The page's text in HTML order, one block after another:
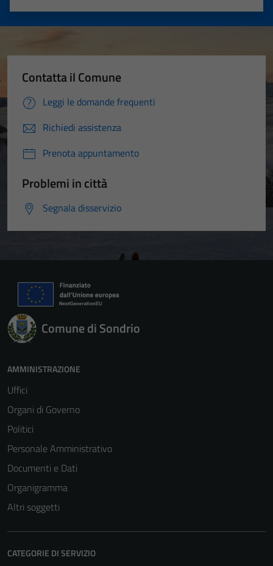
Valuta 5 stelle su 5
Valuta 4 stelle su 5
Valuta 3 stelle su 5
Valuta 2 stelle su 5
Valuta 1 stelle su 5
Contatta il Comune
Leggi le domande frequenti
Richiedi assistenza
Prenota appuntamento
Problemi in città
Segnala disservizio
Comune di Sondrio
AMMINISTRAZIONE
Uffici
Organi di Governo
Politici
Personale Amministrativo
Documenti e Dati
Organigramma
Altri soggetti
CATEGORIE DI SERVIZIO